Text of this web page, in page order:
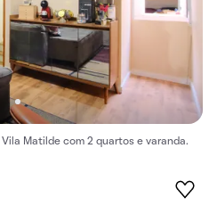
Matilde com 2 quartos e varanda.